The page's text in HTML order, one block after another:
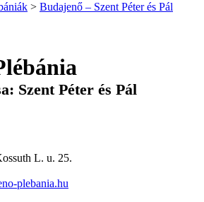
> Budajenő – Szent Péter és Pál
Szent Péter és Pál
L. u. 25.
plebania.hu